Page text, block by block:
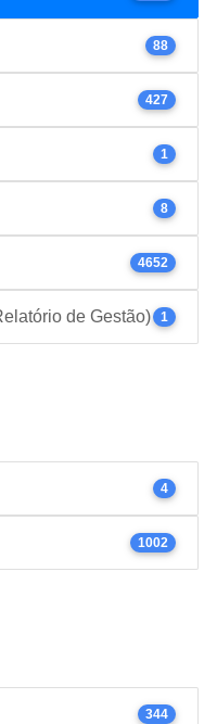
88
427
1
8
4652
de Gestão) 1
4
1002
344